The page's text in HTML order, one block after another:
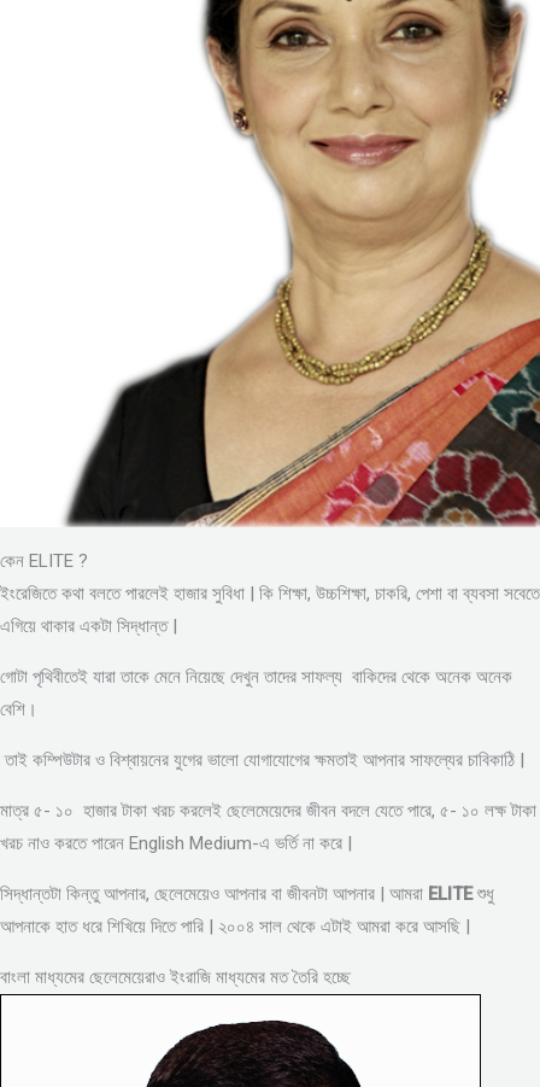
কেন ELITE ?
ইংরেজিতে কথা বলতে পারলেই হাজার সুবিধা | কি শিক্ষা, উচ্চশিক্ষা, চাকরি, পেশা বা ব্যবসা সবেতে
এগিয়ে থাকার একটা সিদ্ধান্ত |
গোটা পৃথিবীতেই যারা তাকে মেনে নিয়েছে দেখুন তাদের সাফল্য বাকিদের থেকে অনেক অনেক
বেশি।
তাই কম্পিউটার ও বিশ্বায়নের যুগের ভালো যোগাযোগের ক্ষমতাই আপনার সাফল্যের চাবিকাঠি |
মাত্র ৫- ১০ হাজার টাকা খরচ করলেই ছেলেমেয়েদের জীবন বদলে যেতে পারে, ৫- ১০ লক্ষ টাকা
খরচ নাও করতে পারেন English Medium-এ ভর্তি না করে |
সিদ্ধান্তটা কিন্তু আপনার, ছেলেমেয়েও আপনার বা জীবনটা আপনার | আমরা ELITEশুধু
আপনাকে হাত ধরে শিখিয়ে দিতে পারি | ২০০৪ সাল থেকে এটাই আমরা করে আসছি |
বাংলা মাধ্যমের ছেলেমেয়েরাও ইংরাজি মাধ্যমের মত তৈরি হচ্ছে